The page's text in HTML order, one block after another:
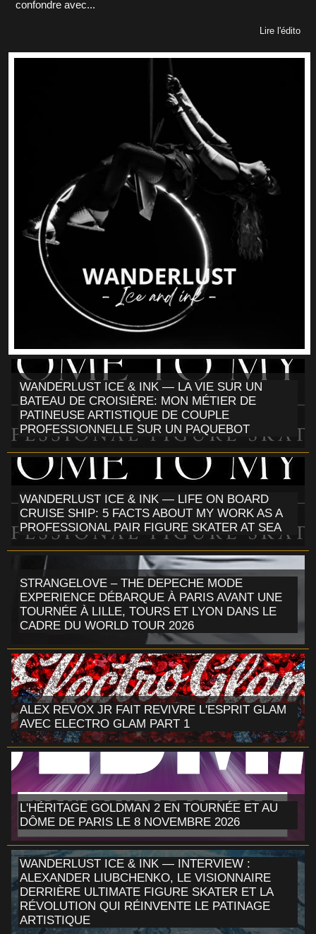
confondre avec...
Lire l'édito
WANDERLUST ICE & INK — LA VIE SUR UN
BATEAU DE CROISIÈRE: MON MÉTIER DE
PATINEUSE ARTISTIQUE DE COUPLE
PROFESSIONNELLE SUR UN PAQUEBOT
WANDERLUST ICE & INK — LIFE ON BOARD
CRUISE SHIP: 5 FACTS ABOUT MY WORK AS A
PROFESSIONAL PAIR FIGURE SKATER AT SEA
STRANGELOVE – THE DEPECHE MODE
EXPERIENCE DÉBARQUE À PARIS AVANT UNE
TOURNÉE À LILLE, TOURS ET LYON DANS LE
CADRE DU WORLD TOUR 2026
ALEX REVOX JR FAIT REVIVRE L'ESPRIT GLAM
AVEC ELECTRO GLAM PART 1
L'HÉRITAGE GOLDMAN 2 EN TOURNÉE ET AU
DÔME DE PARIS LE 8 NOVEMBRE 2026
WANDERLUST ICE & INK — INTERVIEW :
ALEXANDER LIUBCHENKO, LE VISIONNAIRE
DERRIÈRE ULTIMATE FIGURE SKATER ET LA
RÉVOLUTION QUI RÉINVENTE LE PATINAGE
ARTISTIQUE